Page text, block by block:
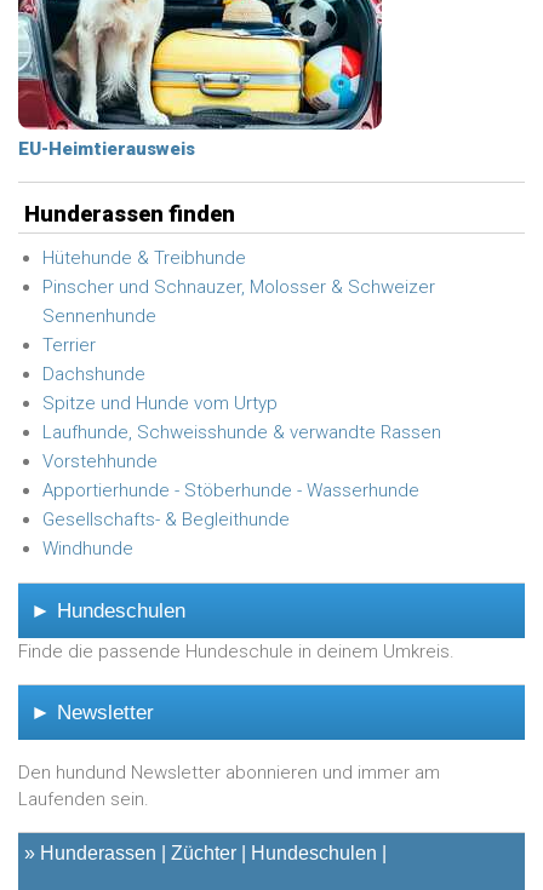
EU-Heimtierausweis
Hunderassen finden
Hütehunde & Treibhunde
Pinscher und Schnauzer, Molosser & Schweizer
Sennenhunde
Terrier
Dachshunde
Spitze und Hunde vom Urtyp
Laufhunde, Schweisshunde & verwandte Rassen
Vorstehhunde
Apportierhunde - Stöberhunde - Wasserhunde
Gesellschafts- & Begleithunde
Windhunde
► Hundeschulen
Finde die passende Hundeschule in deinem Umkreis.
► Newsletter
Den hundund Newsletter abonnieren und immer am
Laufenden sein.
» Hunderassen Züchter Hundeschulen